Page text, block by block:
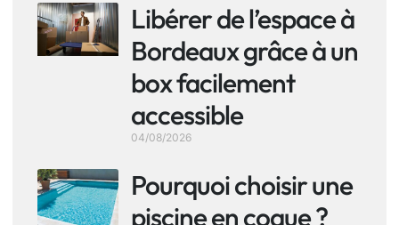
Libérer de l’espace à
Bordeaux grâce à un
box facilement
accessible
04/08/2026
Pourquoi choisir une
piscine en coque ?